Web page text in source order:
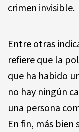
crimen invisible.
Entre otras
refiere que la
que ha habido
no hay ningún
una persona
En fin, más bien